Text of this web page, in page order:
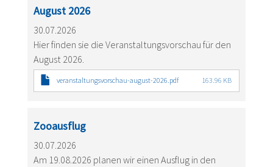
August 2026
30.07.2026
Hier finden sie die Veranstaltungsvorschau für den
August 2026.
veranstaltungsvorschau-august-2026.pdf 163.96 KB
Zooausflug
30.07.2026
Am 19.08.2026 planen wir einen Ausflug in den